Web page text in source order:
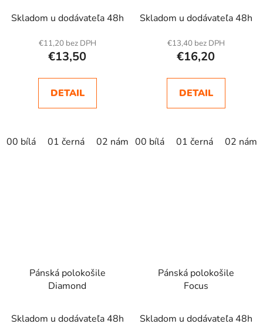
Skladom u dodávateľa 48h
€11,20 bez DPH
€13,50
DETAIL
00 bílá 01 černá 02 námořní modrá světle šedý melír
Skladom u dodávateľa 48h
€13,40 bez DPH
€16,20
DETAIL
00 bílá 01 černá 02
Pánská polokošile
Diamond
Skladom u dodávateľa 48h
Pánská polokošile
Focus
Skladom u dodávateľa 48h